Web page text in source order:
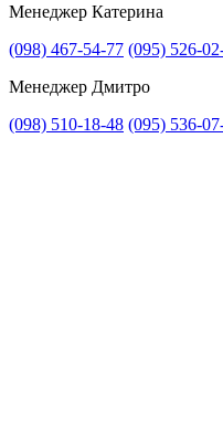
Прикріпити файл
Прикріпити фото
Менеджер Катерина
(098) 467-54-77 (095) 526-
Менеджер Дмитро
(098) 510-18-48 (095) 536-